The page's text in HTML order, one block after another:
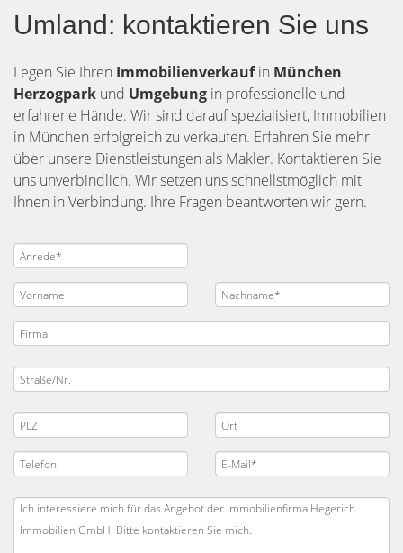
Umland: kontaktieren Sie uns
Legen Sie Ihren Immobilienverkaufin München
Herzogpark und Umgebung in professionelle und
erfahrene Hände. Wir sind darauf spezialisiert, Immobilien
in München erfolgreich zu verkaufen. Erfahren Sie mehr
über unsere Dienstleistungen als Makler. Kontaktieren Sie
uns unverbindlich. Wir setzen uns schnellstmöglich mit
Ihnen in Verbindung. Ihre Fragen beantworten wir gern.